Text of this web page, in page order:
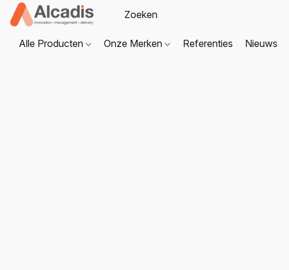
Alle Producten Onze Merken Referenties Nieuws